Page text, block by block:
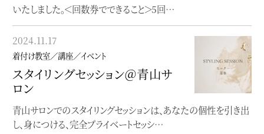
いたしました。＜回数券でできること＞5回…
2024.11.17
着付け教室／講座／イベント
スタイリングセッション＠青山サ
ロン
青山サロンでのスタイリングセッションは、あなたの個性を引き出
し、身につける、完全プライベートセッシ…
2023.05.22
着付け教室／講座／イベント
”浴衣にぴったり”洒落水引ワー
クショップ
クレマチスの簪作りWSを開催します